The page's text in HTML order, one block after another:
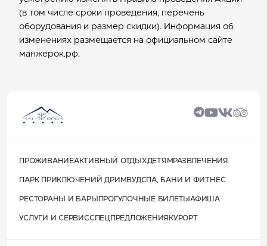
(в том числе сроки проведения, перечень
оборудования и размер скидки). Информация об
изменениях размещается на официальном сайте
манжерок.рф.
ПРОЖИВАНИЕАКТИВНЫЙ ОТДЫХДЕТЯМ РАЗВЛЕЧЕНИЯ
ПАРК ПРИКЛЮЧЕНИЙ ДРИМВУД СПА, БАНИ И ФИТНЕС
РЕСТОРАНЫ И БАРЫ ПРОГУЛОЧНЫЕ БИЛЕТЫАФИША
УСЛУГИ И СЕРВИССПЕЦПРЕДЛОЖЕНИЯ КУРОРТ